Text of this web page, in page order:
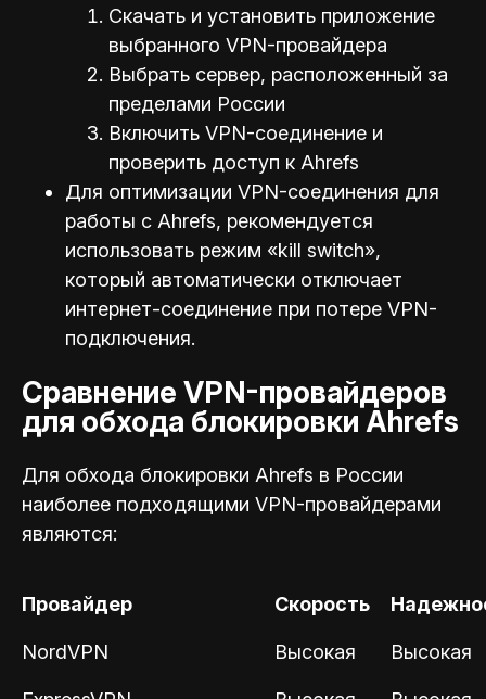
Скачать и установить приложение
выбранного VPN-провайдера
Выбрать сервер, расположенный за
пределами России
Включить VPN-соединение и
проверить доступ к Ahrefs
Для оптимизации VPN-соединения для
работы с Ahrefs, рекомендуется
использовать режим «kill switch»,
который автоматически отключает
интернет-соединение при потере VPN-
подключения.
Сравнение VPN-провайдеров
для обхода блокировки Ahrefs
Для обхода блокировки Ahrefs в России
наиболее подходящими VPN-провайдерами
являются:
Провайдер Скорость
NordVPN Высокая Высокая